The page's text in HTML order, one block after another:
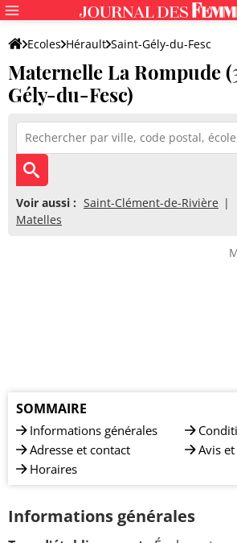
Ecoles Hérault Saint-Gély-du-Fesc
Maternelle La Rompude
Maternelle La Rompude
Gély-du-Fesc)
Voir aussi : Saint-Clément-de-Rivière
Matelles
SOMMAIRE
Informations générales
Adresse et contact
Horaires
Avis
Informations générales